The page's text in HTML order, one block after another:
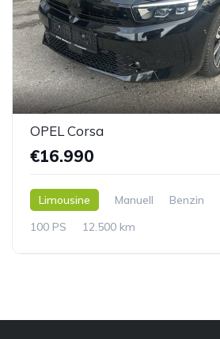
OPEL Corsa
€16.990
Limousine Manuell Benzin
100 PS
12.500 km